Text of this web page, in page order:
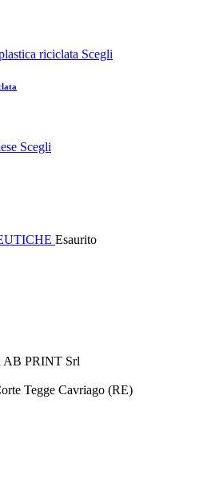
Scegli
Scegli
Esaurito
AB PRINT Srl
Tegge Cavriago (RE)